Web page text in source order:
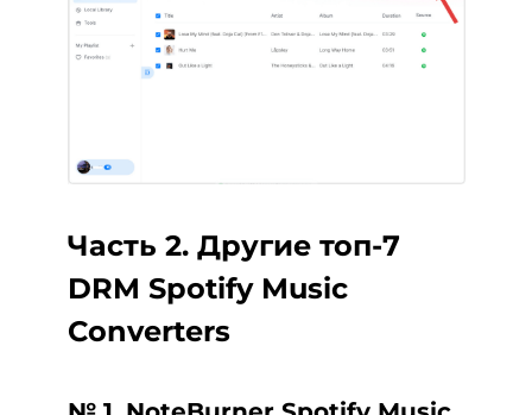
Часть 2. Другие топ-7
DRM Spotify Music
Converters